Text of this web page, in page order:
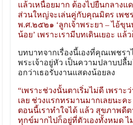
แล้วเหนื่อยมาก ต้องไปยืนกลาง
ส่วนใหญ่จะเล่นคู่กับคุณมิตร เพช
พ.ศ.๒๕๒๑ ‘ลูกเจ้าพระยา – ไอ้ขุ
น้อย’ เพราะเรามีบทเดินเยอะ แล้
บทบาทจากเรื่องนี้เองที่คุณเพชร
พระเจ้าอยู่หัว เป็นความปลาบปลื้
อกว่าเธอรับงานแสดงน้อยลง
“เพราะช่วงนั้นตาเริ่มไม่ดี เพรา
เลย ช่วงแรกทรมานมากเลยนะ
ตอนนี้เราทำใจได้ แล้ว สุขภาพดี
ทุกข์มากไปก็อยู่ที่ตัวเองทั้งหมด